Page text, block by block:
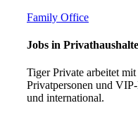
Family Office
Jobs in
Tiger Private arbeitet
Privatpersonen und
und international.